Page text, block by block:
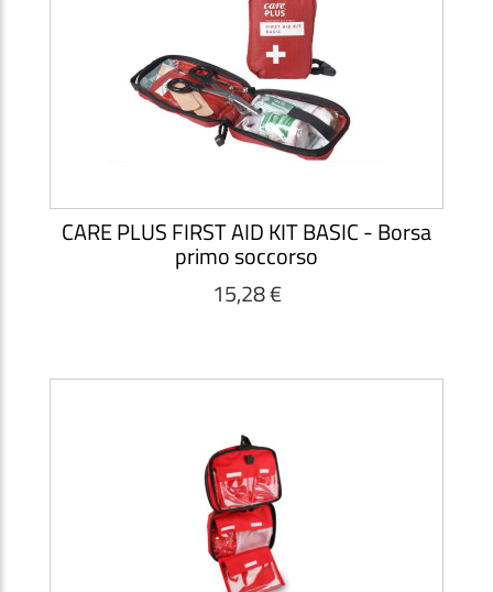
CARE PLUS FIRST AID KIT BASIC - Borsa
primo soccorso
15,28 €